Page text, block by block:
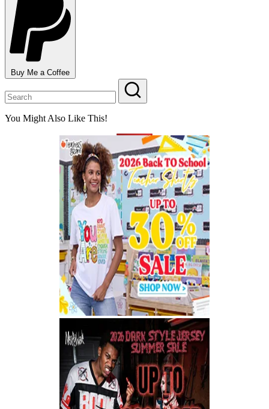
Buy Me a Coffee
You Might Also Like This!